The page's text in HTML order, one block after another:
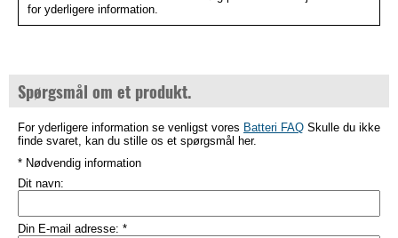
for yderligere information.
Spørgsmål om et produkt.
For yderligere information se venligst vores Batteri FAQ Skulle du ikke
finde svaret, kan du stille os et spørgsmål her.
* Nødvendig information
Dit navn:
Din E-mail adresse: *